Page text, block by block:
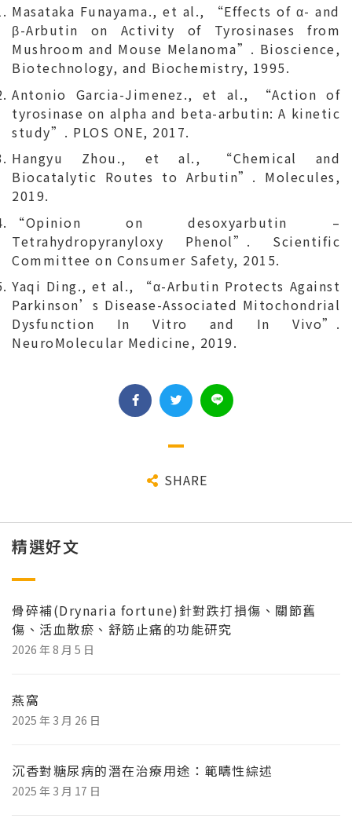
Masataka Funayama., et al., “Effects of α- and
β-Arbutin on Activity of Tyrosinases from
Mushroom and Mouse Melanoma”. Bioscience,
Biotechnology, and Biochemistry, 1995.
Antonio Garcia-Jimenez., et al., “Action of
tyrosinase on alpha and beta-arbutin: A kinetic
study”. PLOS ONE, 2017.
Hangyu Zhou., et al., “Chemical and
Biocatalytic Routes to Arbutin”. Molecules,
2019.
“Opinion on desoxyarbutin –
Tetrahydropyranyloxy Phenol”. Scientific
Committee on Consumer Safety, 2015.
Yaqi Ding., et al., “α-Arbutin Protects Against
Parkinson’s Disease-Associated Mitochondrial
Dysfunction In Vitro and In Vivo”.
NeuroMolecular Medicine, 2019.
SHARE
精選好文
骨碎補(Drynaria fortune)針對跌打損傷、關節舊
傷、活血散瘀、舒筋止痛的功能研究
2026 年 8 月 5 日
燕窩
2025 年 3 月 26 日
沉香對糖尿病的潛在治療用途：範疇性綜述
2025 年 3 月 17 日